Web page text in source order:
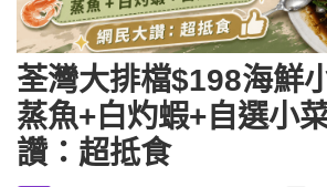
荃灣大排檔$198海鮮
蒸魚+白灼蝦+自選小
讚：超抵食